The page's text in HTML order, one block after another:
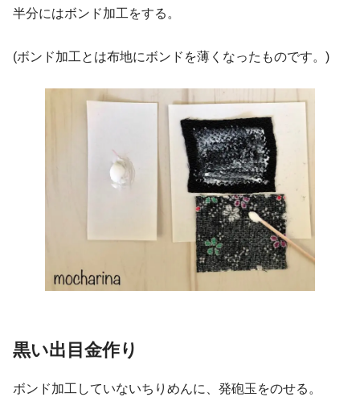
半分にはボンド加工をする。
(ボンド加工とは布地にボンドを薄くなったものです。)
黒い出目金作り
ボンド加工していないちりめんに、発砲玉をのせる。